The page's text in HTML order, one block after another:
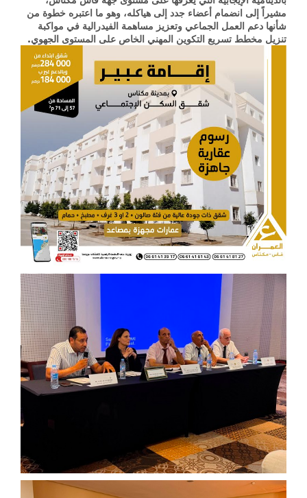
مشيراً إلى انضمام أعضاء جدد إلى هياكله، وهو ما اعتبره خطوة من
شأنها دعم العمل الجماعي وتعزيز مساهمة الفيدرالية في مواكبة
تنزيل مخطط تسريع التكوين المهني الخاص على المستوى الجهوي.